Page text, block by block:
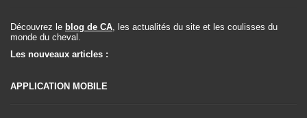
Découvrez le blog de CA, les actualités du site et les coulisses du
monde du cheval.
Les nouveaux articles :
APPLICATION MOBILE